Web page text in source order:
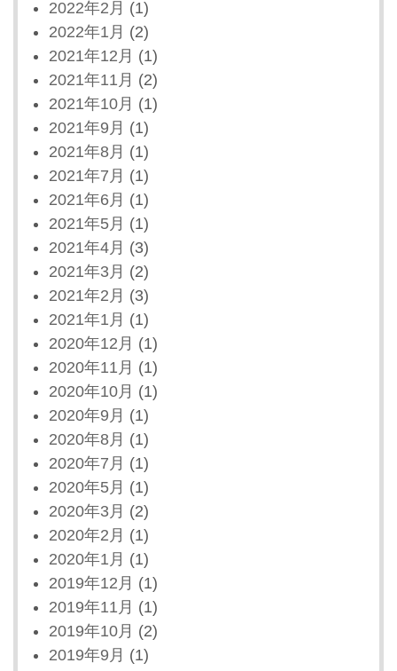
2022年2月 (1)
2022年1月 (2)
2021年12月 (1)
2021年11月 (2)
2021年10月 (1)
2021年9月 (1)
2021年8月 (1)
2021年7月 (1)
2021年6月 (1)
2021年5月 (1)
2021年4月 (3)
2021年3月 (2)
2021年2月 (3)
2021年1月 (1)
2020年12月 (1)
2020年11月 (1)
2020年10月 (1)
2020年9月 (1)
2020年8月 (1)
2020年7月 (1)
2020年5月 (1)
2020年3月 (2)
2020年2月 (1)
2020年1月 (1)
2019年12月 (1)
2019年11月 (1)
2019年10月 (2)
2019年9月 (1)